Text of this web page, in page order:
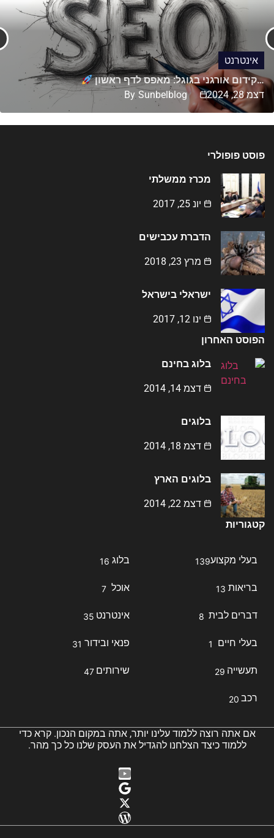
אינטרנט
קידום אורגני בגוגל: מאפס לדף ראשון…
By Sunbelblog דצמ 28, 2024
פוסט פופולרי
מכרז ממשלתי
יונ 25, 2017
הדברת עכבישים
מרץ 23, 2018
ישראלי בישראל
ינו 12, 2017
הפוסט האחרון
בלוג בחינם
דצמ 14, 2014
בלוגים
דצמ 18, 2014
בלוגים הארץ
דצמ 22, 2014
קטגוריות
בעלי מקצוע139 בלוג 16
בריאות 13 אוכל 7
דברים לבית 8 אינטרנט 35
בעלי חיים 1 פנאי ובידור 31
תעשייה 29 שירותים 47
רכב 20
אם אתה רוצה ללמוד עלינו יותר, אתה במקום הנכון. קרא כדי
ללמוד כיצד הצלחנו להגדיל את העסק שלנו כל כך מהר.